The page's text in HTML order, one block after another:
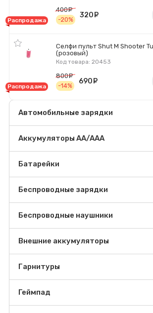
Распродажа
400
-20%
320
Селфи пульт Shut M Shooter
(розовый)
Код товара: 20453
Распродажа
800
-14%
690
Автомобильные зарядки
Аккумуляторы AA/AAA
Батарейки
Беспроводные зарядки
Беспроводные наушники
Внешние аккумуляторы
Гарнитуры
Геймпад